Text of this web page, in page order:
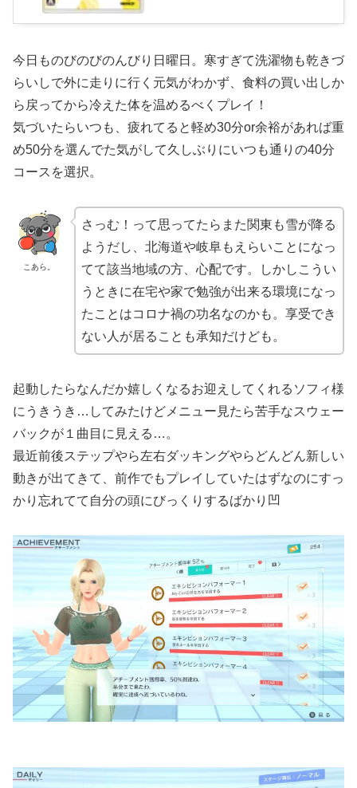
今日ものびのびのんびり日曜日。寒すぎて洗濯物も乾きづ
らいしで外に走りに行く元気がわかず、食料の買い出しか
ら戻ってから冷えた体を温めるべくプレイ！
気づいたらいつも、疲れてると軽め30分or余裕があれば重
め50分を選んでた気がして久しぶりにいつも通りの40分
コース を選択。
こあら。
さっむ！って思ってたらまた関東も雪が降る
ようだし、北海道や岐阜もえらいことになっ
てて該当地域の方、心配です。しかしこうい
うときに在宅や家で勉強が出来る環境になっ
たことはコロナ禍の功名なのかも。享受でき
ない人が居ることも承知だけども。
起動したらなんだか嬉しくなるお迎えしてくれるソフィ様
にうきうき…してみたけどメニュー見たら苦手なスウェー
バックが１曲目に見える…。
最近前後ステップやら左右ダッキングやらどんどん新しい
動きが出てきて、前作でもプレイしていたはずなのにすっ
かり忘れてて自分の頭にびっくりするばかり凹